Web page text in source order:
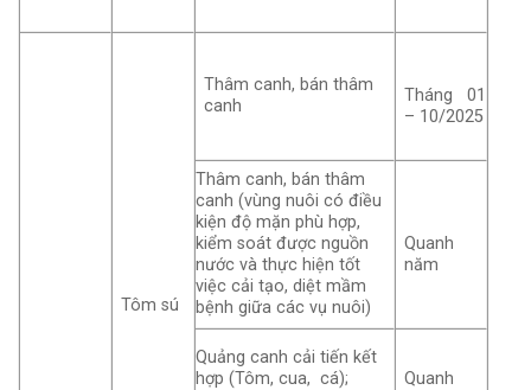
Tôm sú
Thâm canh, bán thâm
canh
Tháng 01
– 10/2025
Thâm canh, bán thâm
canh (vùng nuôi có điều
kiện độ mặn phù hợp,
kiểm soát được nguồn
nước và thực hiện tốt
việc cải tạo, diệt mầm
bệnh giữa các vụ nuôi)
Quanh
năm
Quảng canh cải tiến kết
hợp (Tôm, cua, cá);
Quanh